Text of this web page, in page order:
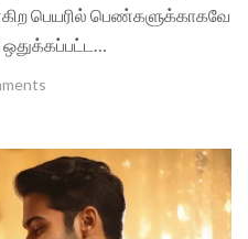
பெயரில் பெண்களுக்காகவே